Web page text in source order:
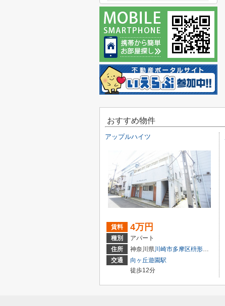
おすすめ物件
アップルハイツ
賃料 4万円
種別
アパート
住所
神奈川県川崎市多摩区枡形２丁目
交通
向ヶ丘遊園駅
徒歩12分